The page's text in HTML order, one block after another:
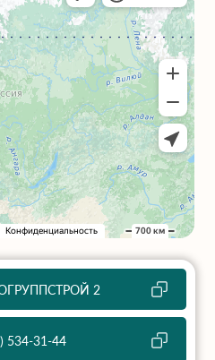
2
534-31-44